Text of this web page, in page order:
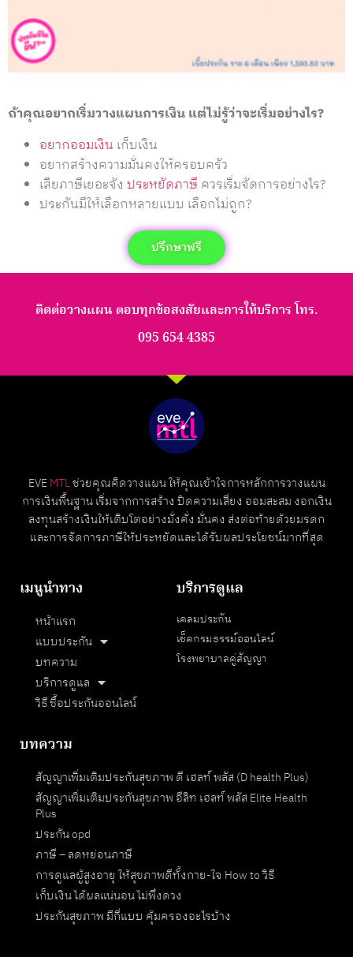
ถ้าคุณอยากเริ่มวางแผนการเงิน แต่ไม่รู้ว่าจะเริ่มอย่างไร?
อยากออมเงิน เก็บเงิน
อยากสร้างความมั่นคงให้ครอบครัว
เสียภาษีเยอะจัง ประหยัดภาษีควรเริ่มจัดการอย่างไร?
ประกันมีให้เลือกหลายแบบ เลือกไม่ถูก?
ปรึกษาฟรี
ติดต่อวางแผน ตอบทุกข้อสงสัยและการให้บริการ โทร.
095 654 4385
EVE MTLช่วยคุณคิดวางแผน ให้คุณเข้าใจการหลักการวางแผน
การเงินพื้นฐาน เริ่มจากการสร้าง ปิดความเสี่ยง ออมสะสม งอกเงิน
ลงทุนสร้างเงินให้เติบโตอย่างมั่งคั่ง มั่นคง ส่งต่อท้ายด้วยมรดก
และการจัดการภาษีให้ประหยัดและได้รับผลประโยชน์มากที่สุด
เมนูนำทาง
หน้าแรก
แบบประกัน
บทความ
บริการดูแล
วิธี ซื้อประกันออนไลน์
บริการดูแล
เคลมประกัน
เช็คกรมธรรม์ออนไลน์
โรงพยาบาลคู่สัญญา
บทความ
สัญญาเพิ่มเติมประกันสุขภาพ ดี เฮลท์ พลัส (D health Plus)
สัญญาเพิ่มเติมประกันสุขภาพ อีลิท เฮลท์ พลัส Elite Health
Plus
ประกัน opd
ภาษี – ลดหย่อนภาษี
การดูแลผู้สูงอายุ ให้สุขภาพดีทั้งกาย-ใจ How to วิธี
เก็บเงิน ได้ผลแน่นอน ไม่พึ่งดวง
ประกันสุขภาพ มีกี่แบบ คุ้มครองอะไรบ้าง